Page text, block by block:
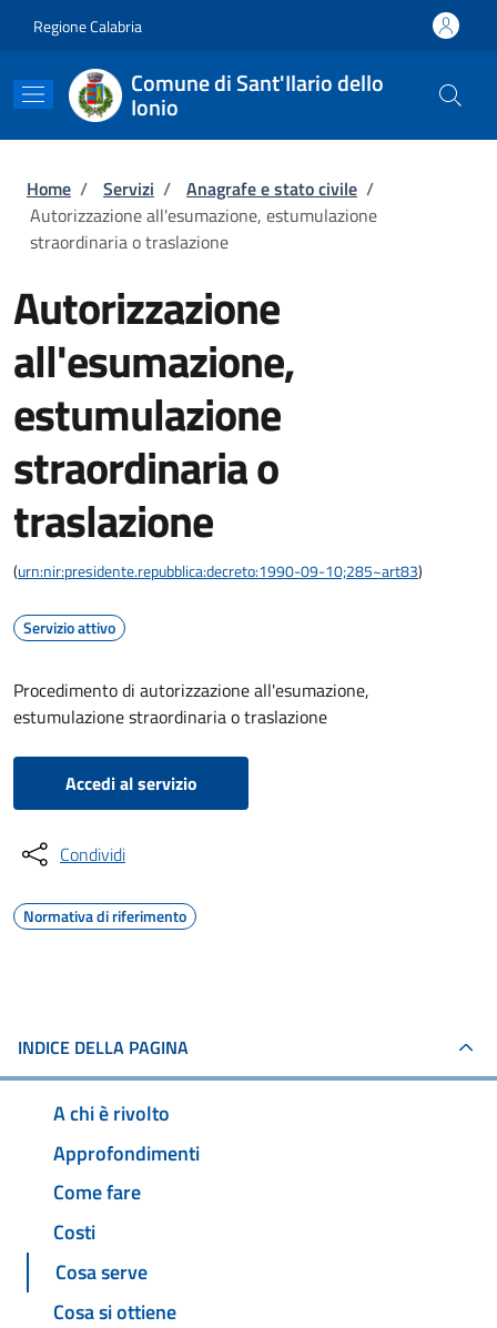
Regione Calabria
Comune di Sant'Ilario dello
Ionio
Briciole di pane
Home / Servizi / Anagrafe e stato civile /
Autorizzazione all'esumazione, estumulazione
straordinaria o traslazione
Autorizzazione
all'esumazione,
estumulazione
straordinaria o
traslazione
(urn:nir:presidente.repubblica:decreto:1990-09-10;285~art83)
Servizio attivo
Procedimento di autorizzazione all'esumazione,
estumulazione straordinaria o traslazione
Accedi al servizio
Condividi
Normativa di riferimento
INDICE DELLA PAGINA
A chi è rivolto
Approfondimenti
Come fare
Costi
Cosa serve
Cosa si ottiene